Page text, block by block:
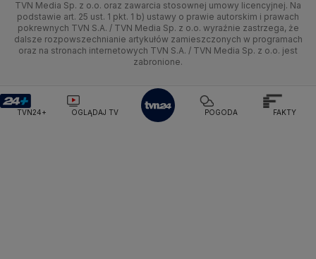
Pogoda RadomskoPogoda BochniaPogoda Brodnica
Pogoda Krynica MorskaPogoda Kutno
Pogoda GnieznoPogoda Jelenia Góra
Pogoda Tarnowskie Góry
Pogoda Krynica-Zdrój
Pogoda Szklarska Poręba
Pogoda Suwałki Pogoda Radom
Kujawsko-pomorskie
Lublin
Olsztyn
Ze świata
Tech
Dla seniora
Siatkówka
F1
Tech
Nauka
HGTV
TVN Turbo
TVN7
Oglądaj na TV
Zrealizuj voucher
TVN Media Sp. z o.o. oraz zawarcia stosownej umowy licencyjnej. Na
podstawie art. 25 ust. 1 pkt. 1 b) ustawy o prawie autorskim i prawach
pokrewnych TVN S.A. / TVN Media Sp. z o.o. wyraźnie zastrzega, że
dalsze rozpowszechnianie artykułów zamieszczonych w programach
oraz na stronach internetowych TVN S.A. / TVN Media Sp. z o.o. jest
zabronione.
TVN24+ OGLĄDAJ TV POGODA FAKTY